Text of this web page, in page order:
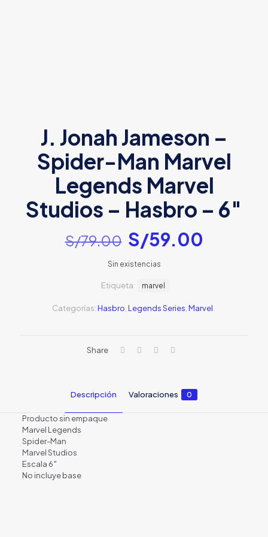
J. Jonah Jameson –
Spider-Man Marvel
Legends Marvel
Studios – Hasbro – 6″
S/79.00 El
precio
original
era:
S/79.00.
S/59.00
S/
Sin existencias
Categorías:Hasbro Legends Series Marvel
Etiqueta: marvel
Share
Descripción Valoraciones 0
Producto sin empaque
Marvel Legends
Spider-Man
Marvel Studios
Escala 6″
No incluye base